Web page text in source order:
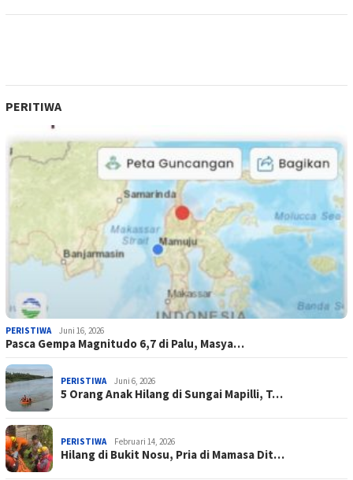
PERITIWA
PERISTIWA Juni 16, 2026
Pasca Gempa Magnitudo 6,7 di Palu, Masya…
PERISTIWA Juni 6, 2026
5 Orang Anak Hilang di Sungai Mapilli, T…
PERISTIWA Februari 14, 2026
Hilang di Bukit Nosu, Pria di Mamasa Dit…